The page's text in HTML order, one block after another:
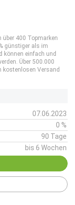
über 400 Topmarken
günstiger als im
können einfach und
Über 500.000
kostenlosen Versand
07.06.2023
0 %
90 Tage
bis 6 Wochen